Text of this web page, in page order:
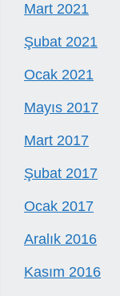
Mart 2021
Şubat 2021
Ocak 2021
Mayıs 2017
Mart 2017
Şubat 2017
Ocak 2017
Aralık 2016
Kasım 2016